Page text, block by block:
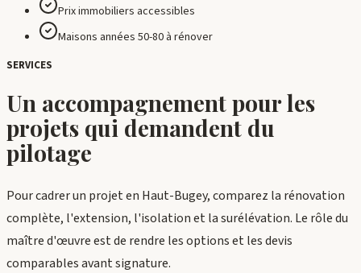
Prix immobiliers accessibles
Maisons années 50-80 à rénover
SERVICES
Un accompagnement pour les
projets qui demandent du
pilotage
Pour cadrer un projet en Haut-Bugey, comparez la rénovation
complète, l'extension, l'isolation et la surélévation. Le rôle du
maître d'œuvre est de rendre les options et les devis
comparables avant signature.